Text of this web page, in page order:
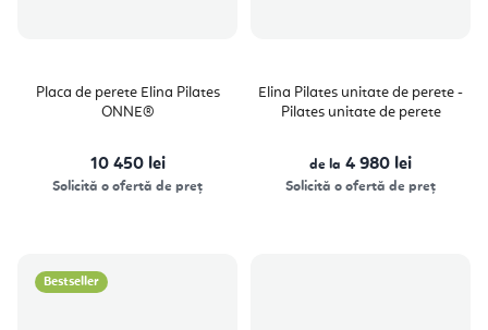
Placa de perete Elina Pilates
ONNE®
10 450 lei
Solicită o ofertă de preț
Elina Pilates unitate de perete -
Pilates unitate de perete
de la 4 980 lei
Solicită o ofertă de preț
Bestseller